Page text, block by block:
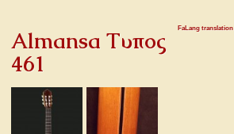
Almansa Τυπος
461
FaLang